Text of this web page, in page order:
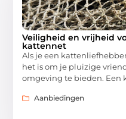
Veiligheid en vrijheid
kattennet
Als je een
het is om je pluizige
omgeving te bieden. Een
Aanbiedingen